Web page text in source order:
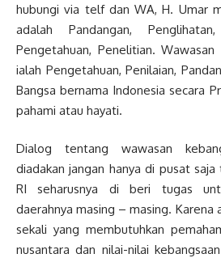
hubungi via telf dan WA, H. Umar
adalah Pandangan,
Pengetahuan, Penelitian. Wawasan
ialah Pengetahuan, Penilaian,
Bangsa bernama Indonesia secara
pahami atau hayati.
Dialog tentang wawasan
diadakan jangan hanya di pusat saja
RI seharusnya di beri tugas
daerahnya masing – masing. Karena
sekali yang membutuhkan
nusantara dan nilai-nilai